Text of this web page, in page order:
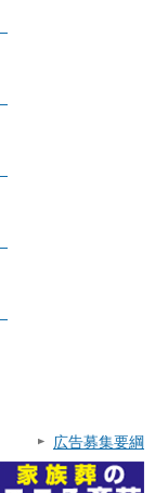
広告募集要綱